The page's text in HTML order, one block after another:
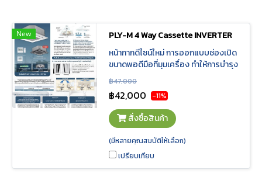
New
PLY-M 4 Way Cassette INVERTER
หน้ากากดีไซน์ใหม่ การออกแบบช่องเปิด
ขนาดพอดีมือที่มุมเครื่อง ทำให้การบำรุง
รักษาสามารถทำได้สะดวก การทำงานที่
เงียบสนิท กลไกการยกท่อน้ำทิ้งให้สูงยิ่ง
ขึ้น
฿47,000
฿42,000 -11%
สั่งซื้อสินค้า
(มีหลายคุณสมบัติให้เลือก)
เปรียบเทียบ